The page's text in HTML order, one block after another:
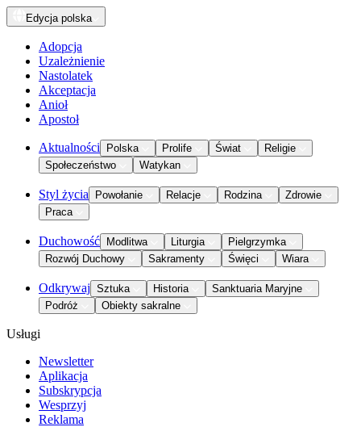
Edycja polska
Adopcja
Uzależnienie
Nastolatek
Akceptacja
Anioł
Apostoł
Aktualności Polska Prolife Świat
Religie
Społeczeństwo
Watykan
Styl życia Powołanie Relacje Rodzina
Zdrowie
Praca
Duchowość Modlitwa Liturgia
Pielgrzymka
Rozwój Duchowy
Sakramenty Święci Wiara
Odkrywaj Sztuka Historia
Sanktuaria Maryjne
Podróż
Obiekty sakralne
Usługi
Newsletter
Aplikacja
Subskrypcja
Wesprzyj
Reklama